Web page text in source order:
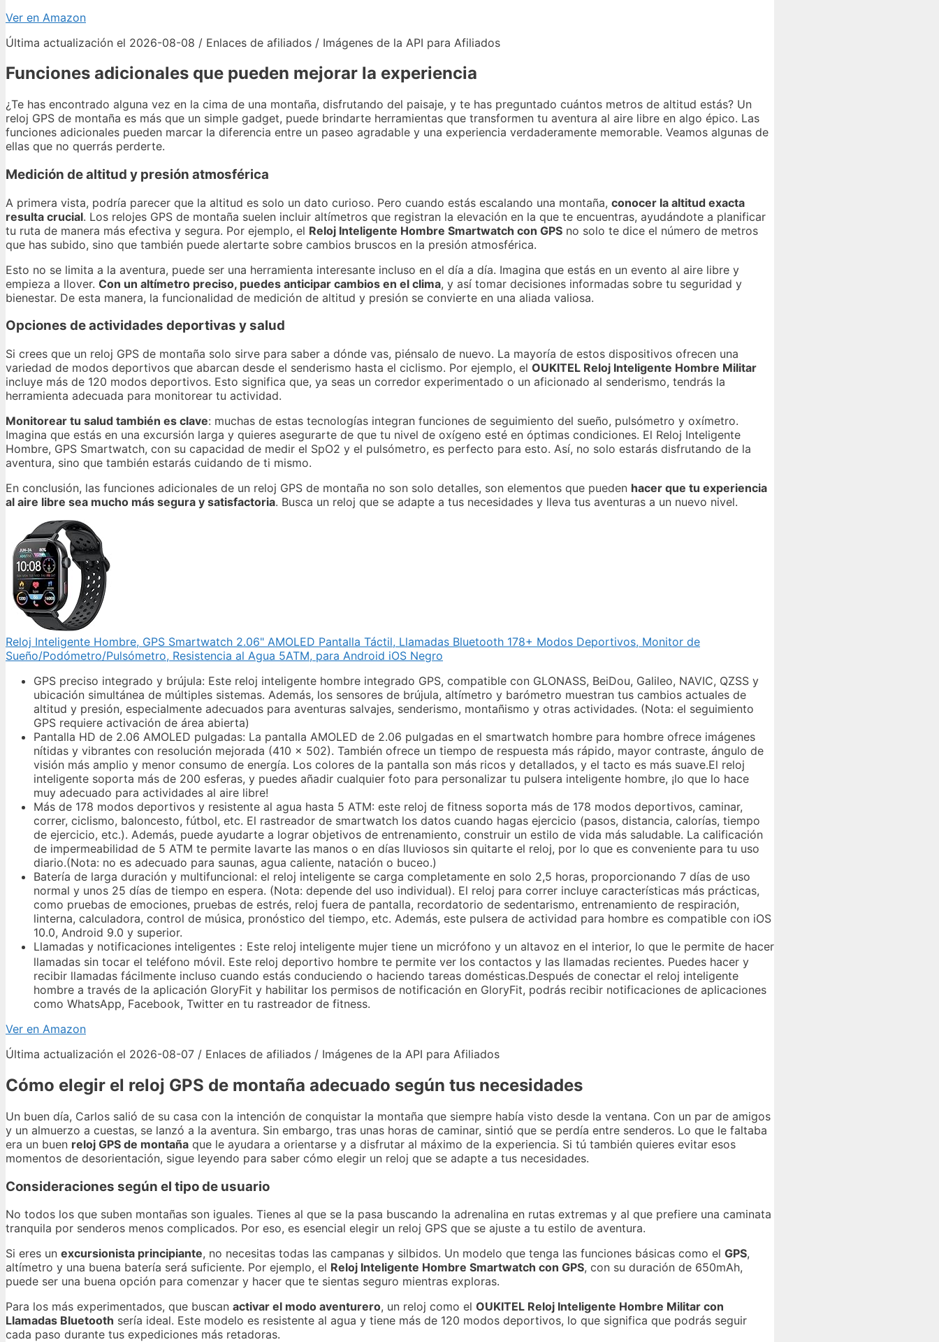
Ver en Amazon
Última actualización el 2026-08-08 / Enlaces de afiliados / Imágenes de la API para Afiliados
Funciones adicionales que pueden mejorar la experiencia
¿Te has encontrado alguna vez en la cima de una montaña, disfrutando del paisaje, y te has preguntado cuántos metros de altitud estás? Un
reloj GPS de montaña es más que un simple gadget, puede brindarte herramientas que transformen tu aventura al aire libre en algo épico. Las
funciones adicionales pueden marcar la diferencia entre un paseo agradable y una experiencia verdaderamente memorable. Veamos algunas de
ellas que no querrás perderte.
Medición de altitud y presión atmosférica
A primera vista, podría parecer que la altitud es solo un dato curioso. Pero cuando estás escalando una montaña, conocer la altitud exacta
resulta crucial. Los relojes GPS de montaña suelen incluir altímetros que registran la elevación en la que te encuentras, ayudándote a planificar
tu ruta de manera más efectiva y segura. Por ejemplo, el Reloj Inteligente Hombre Smartwatch con GPS no solo te dice el número de metros
que has subido, sino que también puede alertarte sobre cambios bruscos en la presión atmosférica.
Esto no se limita a la aventura, puede ser una herramienta interesante incluso en el día a día. Imagina que estás en un evento al aire libre y
empieza a llover. Con un altímetro preciso, puedes anticipar cambios en el clima, y así tomar decisiones informadas sobre tu seguridad y
bienestar. De esta manera, la funcionalidad de medición de altitud y presión se convierte en una aliada valiosa.
Opciones de actividades deportivas y salud
Si crees que un reloj GPS de montaña solo sirve para saber a dónde vas, piénsalo de nuevo. La mayoría de estos dispositivos ofrecen una
variedad de modos deportivos que abarcan desde el senderismo hasta el ciclismo. Por ejemplo, el OUKITEL Reloj Inteligente Hombre Militar
incluye más de 120 modos deportivos. Esto significa que, ya seas un corredor experimentado o un aficionado al senderismo, tendrás la
herramienta adecuada para monitorear tu actividad.
Monitorear tu salud también es clave: muchas de estas tecnologías integran funciones de seguimiento del sueño, pulsómetro y oxímetro.
Imagina que estás en una excursión larga y quieres asegurarte de que tu nivel de oxígeno esté en óptimas condiciones. El Reloj Inteligente
Hombre, GPS Smartwatch, con su capacidad de medir el SpO2 y el pulsómetro, es perfecto para esto. Así, no solo estarás disfrutando de la
aventura, sino que también estarás cuidando de ti mismo.
En conclusión, las funciones adicionales de un reloj GPS de montaña no son solo detalles, son elementos que pueden hacer que tu experiencia
al aire libre sea mucho más segura y satisfactoria. Busca un reloj que se adapte a tus necesidades y lleva tus aventuras a un nuevo nivel.
Reloj Inteligente Hombre, GPS Smartwatch 2.06" AMOLED Pantalla Táctil, Llamadas Bluetooth 178+ Modos Deportivos, Monitor de
Sueño/Podómetro/Pulsómetro, Resistencia al Agua 5ATM, para Android iOS Negro
GPS preciso integrado y brújula: Este reloj inteligente hombre integrado GPS, compatible con GLONASS, BeiDou, Galileo, NAVIC, QZSS y
ubicación simultánea de múltiples sistemas. Además, los sensores de brújula, altímetro y barómetro muestran tus cambios actuales de
altitud y presión, especialmente adecuados para aventuras salvajes, senderismo, montañismo y otras actividades. (Nota: el seguimiento
GPS requiere activación de área abierta)
Pantalla HD de 2.06 AMOLED pulgadas: La pantalla AMOLED de 2.06 pulgadas en el smartwatch hombre para hombre ofrece imágenes
nítidas y vibrantes con resolución mejorada (410 x 502). También ofrece un tiempo de respuesta más rápido, mayor contraste, ángulo de
visión más amplio y menor consumo de energía. Los colores de la pantalla son más ricos y detallados, y el tacto es más suave.El reloj
inteligente soporta más de 200 esferas, y puedes añadir cualquier foto para personalizar tu pulsera inteligente hombre, ¡lo que lo hace
muy adecuado para actividades al aire libre!
Más de 178 modos deportivos y resistente al agua hasta 5 ATM: este reloj de fitness soporta más de 178 modos deportivos, caminar,
correr, ciclismo, baloncesto, fútbol, etc. El rastreador de smartwatch los datos cuando hagas ejercicio (pasos, distancia, calorías, tiempo
de ejercicio, etc.). Además, puede ayudarte a lograr objetivos de entrenamiento, construir un estilo de vida más saludable. La calificación
de impermeabilidad de 5 ATM te permite lavarte las manos o en días lluviosos sin quitarte el reloj, por lo que es conveniente para tu uso
diario.(Nota: no es adecuado para saunas, agua caliente, natación o buceo.)
Batería de larga duración y multifuncional: el reloj inteligente se carga completamente en solo 2,5 horas, proporcionando 7 días de uso
normal y unos 25 días de tiempo en espera. (Nota: depende del uso individual). El reloj para correr incluye características más prácticas,
como pruebas de emociones, pruebas de estrés, reloj fuera de pantalla, recordatorio de sedentarismo, entrenamiento de respiración,
linterna, calculadora, control de música, pronóstico del tiempo, etc. Además, este pulsera de actividad para hombre es compatible con iOS
10.0, Android 9.0 y superior.
Llamadas y notificaciones inteligentes：Este reloj inteligente mujer tiene un micrófono y un altavoz en el interior, lo que le permite de hacer
llamadas sin tocar el teléfono móvil. Este reloj deportivo hombre te permite ver los contactos y las llamadas recientes. Puedes hacer y
recibir llamadas fácilmente incluso cuando estás conduciendo o haciendo tareas domésticas.Después de conectar el reloj inteligente
hombre a través de la aplicación GloryFit y habilitar los permisos de notificación en GloryFit, podrás recibir notificaciones de aplicaciones
como WhatsApp, Facebook, Twitter en tu rastreador de fitness.
Ver en Amazon
Última actualización el 2026-08-07 / Enlaces de afiliados / Imágenes de la API para Afiliados
Cómo elegir el reloj GPS de montaña adecuado según tus necesidades
Un buen día, Carlos salió de su casa con la intención de conquistar la montaña que siempre había visto desde la ventana. Con un par de amigos
y un almuerzo a cuestas, se lanzó a la aventura. Sin embargo, tras unas horas de caminar, sintió que se perdía entre senderos. Lo que le faltaba
era un buen reloj GPS de montaña que le ayudara a orientarse y a disfrutar al máximo de la experiencia. Si tú también quieres evitar esos
momentos de desorientación, sigue leyendo para saber cómo elegir un reloj que se adapte a tus necesidades.
Consideraciones según el tipo de usuario
No todos los que suben montañas son iguales. Tienes al que se la pasa buscando la adrenalina en rutas extremas y al que prefiere una caminata
tranquila por senderos menos complicados. Por eso, es esencial elegir un reloj GPS que se ajuste a tu estilo de aventura.
Si eres un excursionista principiante, no necesitas todas las campanas y silbidos. Un modelo que tenga las funciones básicas como el GPS,
altímetro y una buena batería será suficiente. Por ejemplo, el Reloj Inteligente Hombre Smartwatch con GPS, con su duración de 650mAh,
puede ser una buena opción para comenzar y hacer que te sientas seguro mientras exploras.
Para los más experimentados, que buscan activar el modo aventurero, un reloj como el OUKITEL Reloj Inteligente Hombre Militar con
Llamadas Bluetooth sería ideal. Este modelo es resistente al agua y tiene más de 120 modos deportivos, lo que significa que podrás seguir
cada paso durante tus expediciones más retadoras.